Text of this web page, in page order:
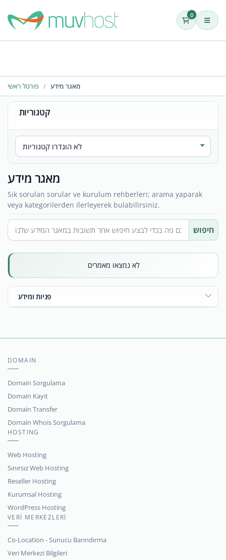
0
פורטל ראשי מאגר מידע
קטגוריות
מאגר מידע
Sık sorulan sorular ve kurulum rehberleri; arama yaparak
veya kategorilerden ilerleyerek bulabilirsiniz.
חיפוש
לא נמצאו מאמרים
פניות ומידע
DOMAIN
Domain Sorgulama
Domain Kayıt
Domain Transfer
Domain Whois Sorgulama
HOSTING
Web Hosting
Sınırsız Web Hosting
Reseller Hosting
Kurumsal Hosting
WordPress Hosting
VERİ MERKEZLERİ
Co-Location - Sunucu Barındırma
Veri Merkezi Bilgileri